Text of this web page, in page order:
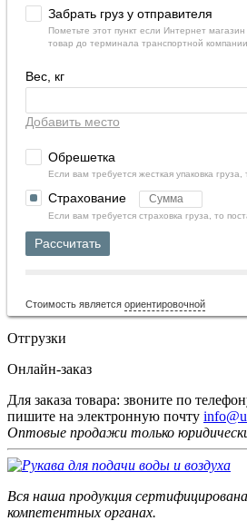
Забрать груз у отправителя
Пометьте этот пункт если Интернет
товар до терминала транспортной компании.
Вес, кг
Добавить место
Обрешетка
Если вам требуется жесткая упаковка груза,
Страхование
Если вам требуется страховка груза, то
Рассчитать
Стоимость является ориентировочной
Отгрузки
Онлайн-заказ
Для заказа товара: звоните по
пишите на электронную почту
Оптовые продажи только
Вся наша продукция
компетентных органах.